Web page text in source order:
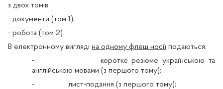
з двох томів:
- документи (том 1);
- робота (том 2).
В електронному вигляді на одному флеш носії подаються:
-
коротке резюме українською та
англійською мовами (з першого тому);
-
лист-подання (з першого тому);